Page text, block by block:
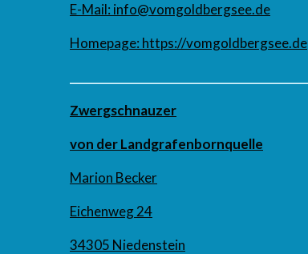
E-Mail: info@vomgoldbergsee.de
Homepage: https://vomgoldbergsee.de
Zwergschnauzer
von der Landgrafenbornquelle
Marion Becker
Eichenweg 24
34305 Niedenstein